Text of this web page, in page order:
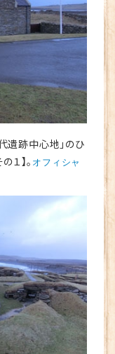
遺跡中心地」のひ
１】。 オフィシャ